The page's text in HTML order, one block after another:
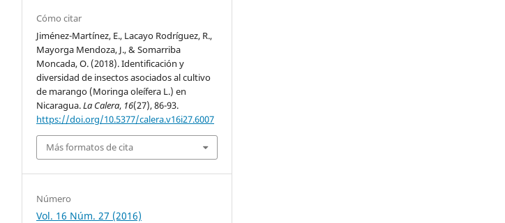
Cómo citar
Jiménez-Martínez, E., Lacayo Rodríguez, R.,
Mayorga Mendoza, J., & Somarriba
Moncada, O. (2018). Identificación y
diversidad de insectos asociados al cultivo
de marango (Moringa oleífera L.) en
Nicaragua.La Calera, 16(27), 86-93.
https://doi.org/10.5377/calera.v16i27.6007
Más formatos de cita
Número
Vol. 16 Núm. 27 (2016)